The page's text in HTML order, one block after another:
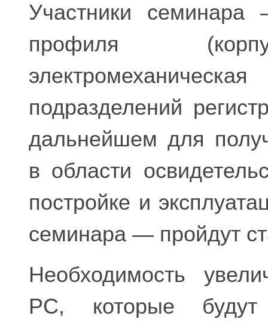
Участники семинара
профиля
подразделений
дальнейшем для
в области
постройке и
семинара — пройдут
Необходимость
РС, которые будут